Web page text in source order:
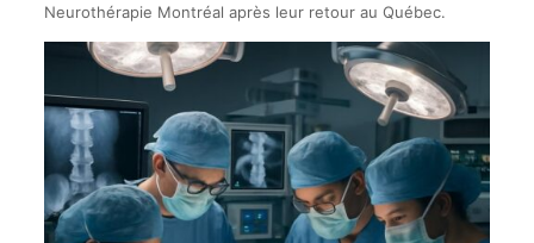
Neurothérapie Montréal après leur retour au Québec.